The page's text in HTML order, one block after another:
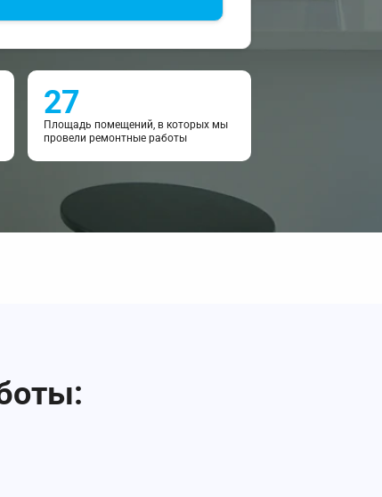
27
Площадь помещений, в которых мы
провели ремонтные работы